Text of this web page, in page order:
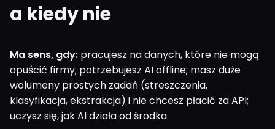
a kiedy nie
Ma sens, gdy: pracujesz na danych, które nie mogą
opuścić firmy; potrzebujesz AI offline; masz duże
wolumeny prostych zadań (streszczenia,
klasyfikacja, ekstrakcja) i nie chcesz płacić za API;
uczysz się, jak AI działa od środka.